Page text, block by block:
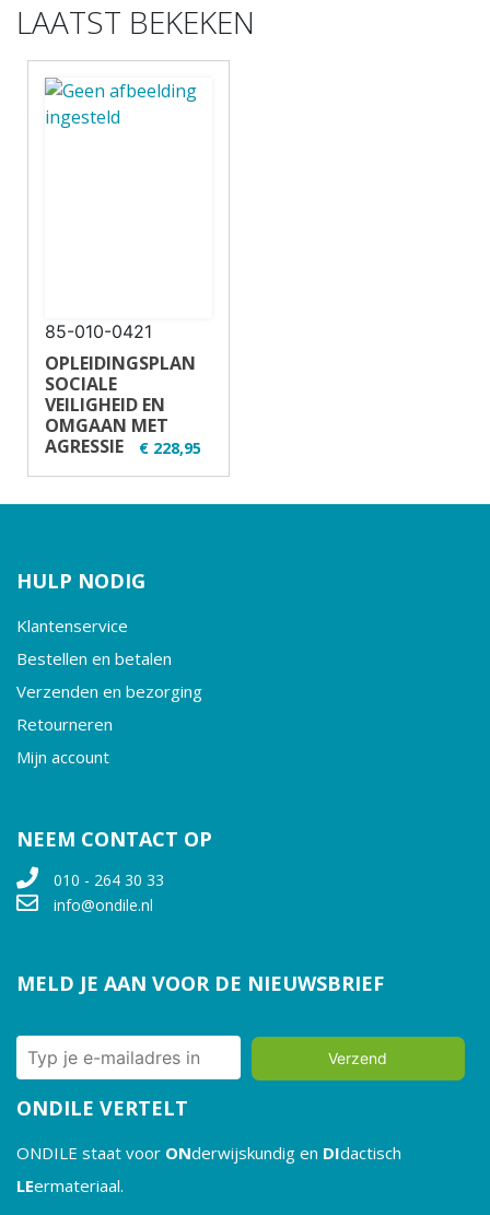
✔ Theorie en
LAATST BEKEKEN
85-010-0421
OPLEIDINGSPLAN
SOCIALE
VEILIGHEID EN
OMGAAN MET
AGRESSIE
€ 228,95
✔ U15-1
praktijk
HULP NODIG
Klantenservice
Bestellen en betalen
Verzenden en bezorging
Retourneren
Mijn account
NEEM CONTACT OP
010 - 264 30 33
info@ondile.nl
MELD JE AAN VOOR DE NIEUWSBRIEF
Verzend
ONDILE VERTELT
ONDILE staat voor ONderwijskundig en DIdactisch
LEermateriaal.